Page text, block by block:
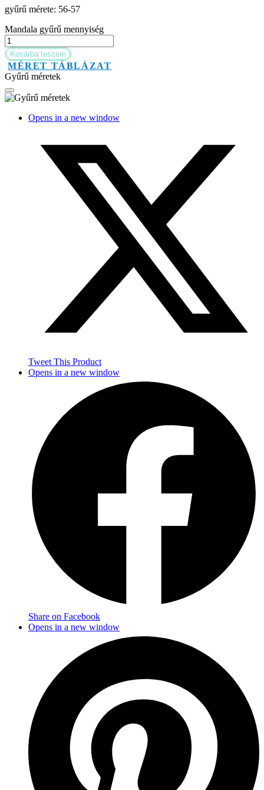
gyűrű mérete: 56-57
Mandala gyűrű mennyiség
Kosárba teszem
MÉRET TÁBLÁZAT
Gyűrű méretek
Opens in a new window
Tweet This Product
Opens in a new window
Share on Facebook
Opens in a new window